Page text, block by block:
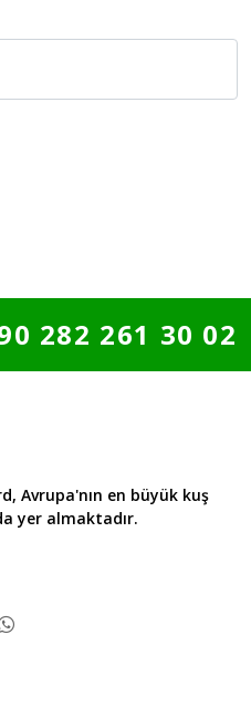
282 261 30 02
Avrupa'nın en büyük kuş
yer almaktadır.